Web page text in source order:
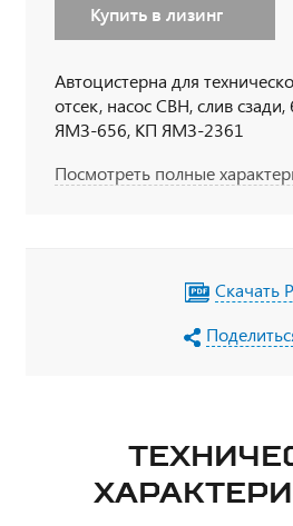
Купить в лизинг
Автоцистерна для
отсек, насос СВН, слив сзади,
ЯМЗ-656, КП ЯМЗ-2361
Посмотреть полные
Скачать